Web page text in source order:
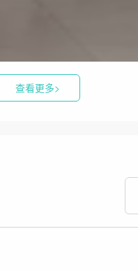
查看更多>